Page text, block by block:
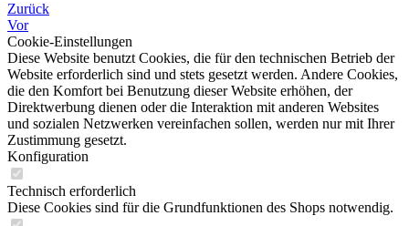
Zurück
Vor
Cookie-Einstellungen
Diese Website benutzt Cookies, die für den technischen Betrieb der
Website erforderlich sind und stets gesetzt werden. Andere Cookies,
die den Komfort bei Benutzung dieser Website erhöhen, der
Direktwerbung dienen oder die Interaktion mit anderen Websites
und sozialen Netzwerken vereinfachen sollen, werden nur mit Ihrer
Zustimmung gesetzt.
Konfiguration
Technisch erforderlich
Diese Cookies sind für die Grundfunktionen des Shops notwendig.